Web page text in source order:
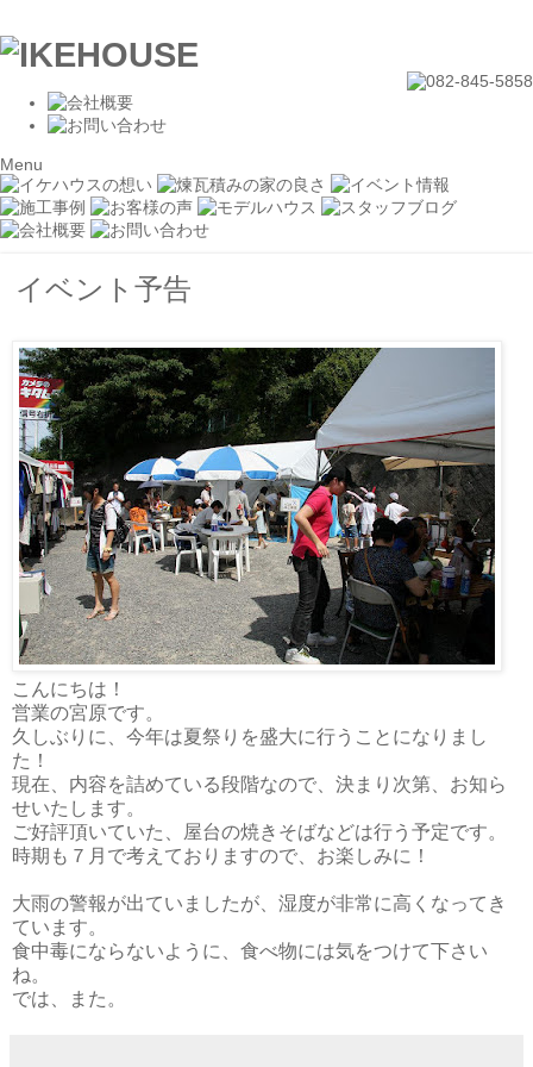
Menu
イベント予告
こんにちは！
営業の宮原です。
久しぶりに、今年は夏祭りを盛大に行うことになりまし
た！
現在、内容を詰めている段階なので、決まり次第、お知ら
せいたします。
ご好評頂いていた、屋台の焼きそばなどは行う予定です。
時期も７月で考えておりますので、お楽しみに！
大雨の警報が出ていましたが、湿度が非常に高くなってき
ています。
食中毒にならないように、食べ物には気をつけて下さい
ね。
では、また。